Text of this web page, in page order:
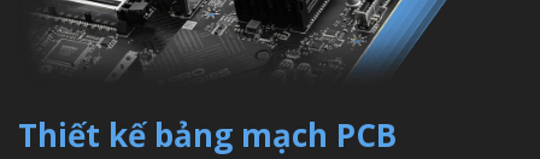
Thiết kế bảng mạch PCB